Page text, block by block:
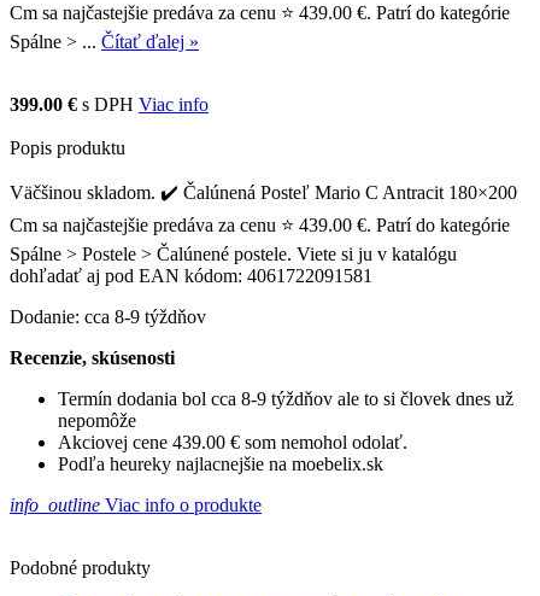
Cm sa najčastejšie predáva za cenu ⭐ 439.00 €. Patrí do kategórie
Spálne > ... Čítať ďalej »
399.00 € s DPH Viac info
Popis produktu
Väčšinou skladom. ✔️ Čalúnená Posteľ Mario C Antracit 180×200
Cm sa najčastejšie predáva za cenu ⭐ 439.00 €. Patrí do kategórie
Spálne > Postele > Čalúnené postele. Viete si ju v katalógu
dohľadať aj pod EAN kódom: 4061722091581
Dodanie: cca 8-9 týždňov
Recenzie, skúsenosti
Termín dodania bol cca 8-9 týždňov ale to si človek dnes už
nepomôže
Akciovej cene 439.00 € som nemohol odolať.
Podľa heureky najlacnejšie na moebelix.sk
info_outline Viac info o produkte
Podobné produkty